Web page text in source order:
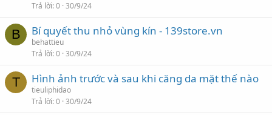
Trả lời 0 30/9/24
B Bí quyết thu nhỏ vùng kín - 139store.vn
behattieu
Trả lời 0 30/9/24
T Hình ảnh trước và sau khi căng da mặt thế nào
tieuliphidao
Trả lời 0 30/9/24